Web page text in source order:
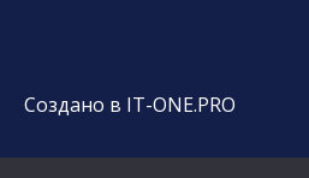
Создано в IT-ONE.PRO